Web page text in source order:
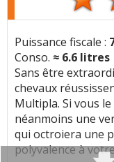
Défauts :
Consommation
Problèmes
entièrement
Note :18/20
Puissance fiscale :
Conso. ≈ 6.6 litres
Sans être
chevaux
Multipla. Si vous
néanmoins une
qui octroiera une
polyvalence à